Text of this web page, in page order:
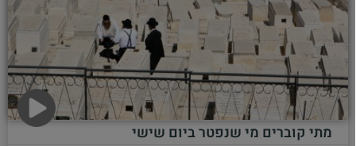
מתי קוברים מי שנפטר ביום שישי